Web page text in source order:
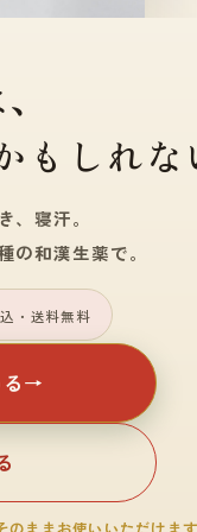
もしれな
、寝汗。
の和漢生薬で。
・送料無料